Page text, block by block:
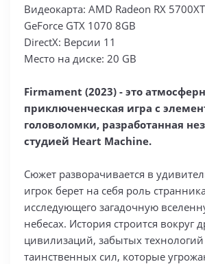
Видеокарта: AMD Radeon RX
GeForce GTX 1070 8GB
DirectX: Версии 11
Место на диске: 20 GB
Firmament (2023) - это
приключенческая игра с
головоломки, разработанная
студией Heart Machine.
Сюжет разворачивается в
игрок берет на себя роль
исследующего загадочную
небесах. История строится вокруг
цивилизаций, забытых
таинственных сил, которые